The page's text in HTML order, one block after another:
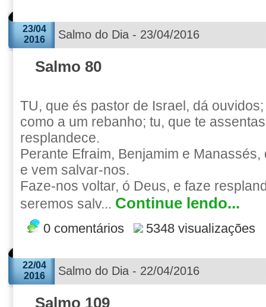
23/04
2016
Salmo do Dia - 23/04/2016
Salmo 80
TU, que és pastor de Israel, dá
como a um rebanho; tu, que te
resplandece.
Perante Efraim, Benjamim e
e vem salvar-nos.
Faze-nos voltar, ó Deus, e faze
seremos salv... Continue lendo...
0 comentários 5348 visualizações
22/04
2016
Salmo do Dia - 22/04/2016
Salmo 109